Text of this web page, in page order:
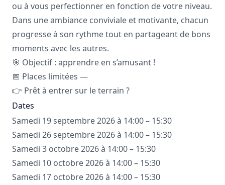
ou à vous perfectionner en fonction de votre niveau.
Dans une ambiance conviviale et motivante, chacun
progresse à son rythme tout en partageant de bons
moments avec les autres.
🎯 Objectif : apprendre en s’amusant !
📅 Places limitées —
👉 Prêt à entrer sur le terrain ?
Dates
Samedi 19 septembre 2026 à 14:00 – 15:30
Samedi 26 septembre 2026 à 14:00 – 15:30
Samedi 3 octobre 2026 à 14:00 – 15:30
Samedi 10 octobre 2026 à 14:00 – 15:30
Samedi 17 octobre 2026 à 14:00 – 15:30